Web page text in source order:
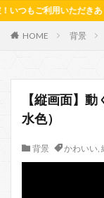
用いただきありがとう
HOME 背景
【縦画面】
水色）
背景 かわいい,